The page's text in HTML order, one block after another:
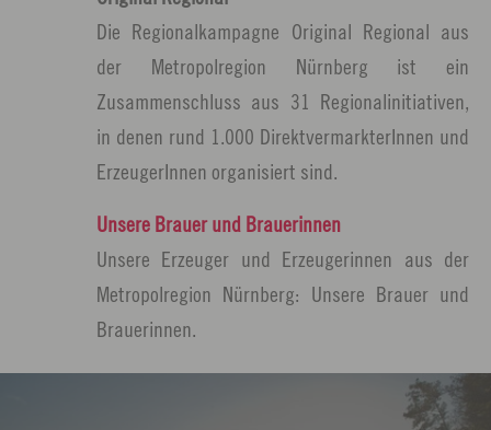
Die Regionalkampagne Original Regional aus
der Metropolregion Nürnberg ist ein
Zusammenschluss aus 31 Regionalinitiativen,
in denen rund 1.000 DirektvermarkterInnen und
ErzeugerInnen organisiert sind.
Unsere Brauer und Brauerinnen
Unsere Erzeuger und Erzeugerinnen aus der
Metropolregion Nürnberg: Unsere Brauer und
Brauerinnen.